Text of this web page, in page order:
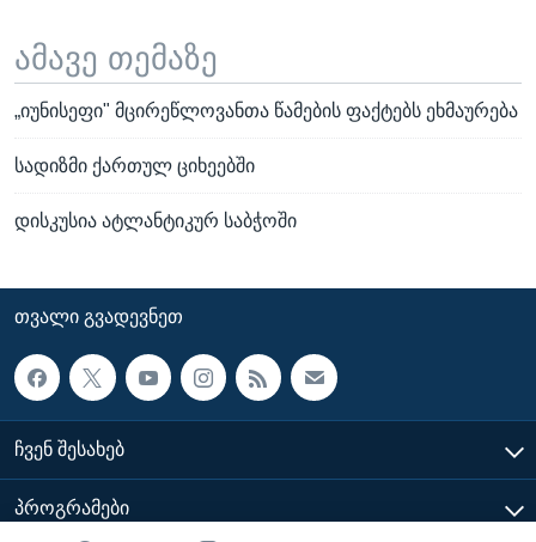
ამავე თემაზე
„იუნისეფი" მცირეწლოვანთა წამების ფაქტებს ეხმაურება
სადიზმი ქართულ ციხეებში
დისკუსია ატლანტიკურ საბჭოში
ᲗᲕᲐᲚᲘ ᲒᲕᲐᲓᲔᲕᲜᲔᲗ
ᲩᲕᲔᲜ ᲨᲔᲡᲐᲮᲔᲑ
ᲞᲠᲝᲒᲠᲐᲛᲔᲑᲘ